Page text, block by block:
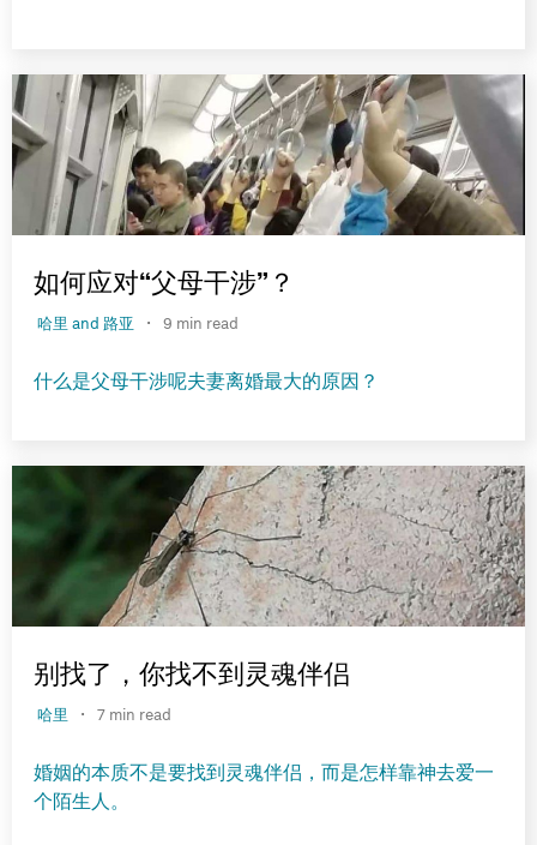
如何应对“父母干涉”？
哈里 and 路亚 · 9 min read
什么是父母干涉呢夫妻离婚最大的原因？
别找了，你找不到灵魂伴侣
哈里 · 7 min read
婚姻的本质不是要找到灵魂伴侣，而是怎样靠神去爱一
个陌生人。